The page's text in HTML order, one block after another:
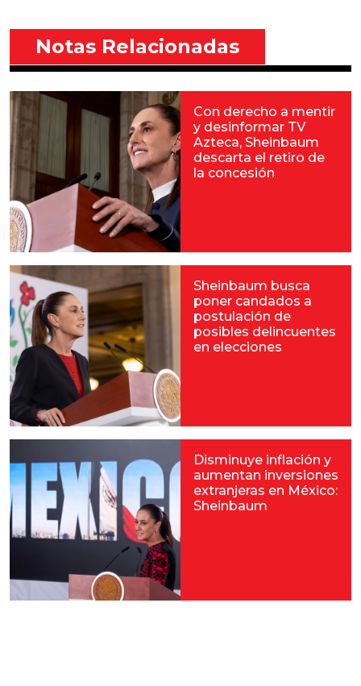
Notas Relacionadas
Con derecho a mentir
y desinformar TV
Azteca, Sheinbaum
descarta el retiro de
la concesión
Sheinbaum busca
poner candados a
postulación de
posibles delincuentes
en elecciones
Disminuye inflación y
aumentan inversiones
extranjeras en México:
Sheinbaum